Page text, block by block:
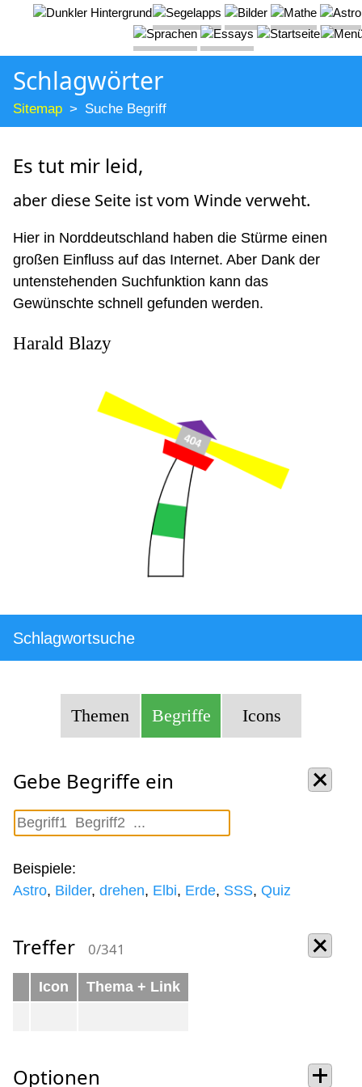
Schlagwörter
Sitemap Suche Begriff
Es tut mir leid,
aber diese Seite ist vom Winde verweht.
Hier in Norddeutschland haben die Stürme einen
großen Einfluss auf das Internet. Aber Dank der
untenstehenden Suchfunktion kann das
Gewünschte schnell gefunden werden.
Harald Blazy
Schlagwortsuche
Themen Begriffe Icons
Gebe Begriffe ein
Beispiele:
Astro, Bilder, drehen, Elbi, Erde, SSS, Quiz
Treffer 0/341
Icon Thema + Link
Optionen